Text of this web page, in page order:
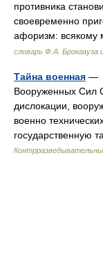
противника
своевременно
афоризм: всякому
словарь Ф.А. Брокгауза
Тайна военная —
Вооруженных Сил
дислокации,
военно
государственную